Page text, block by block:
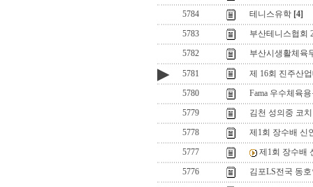
5784
테니스유학 [4]
5783
부산테니스협회
5782
부산시생활체육
▶ 5781
제 16회 진주산
5780
Fama 우수체육
5779
김천 성의중 코
5778
제1회 장수배 신
5777
제1회 장수배
5776
김포LS전국 동